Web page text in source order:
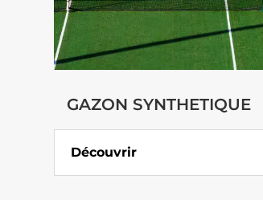
GAZON SYNTHETIQUE
Découvrir